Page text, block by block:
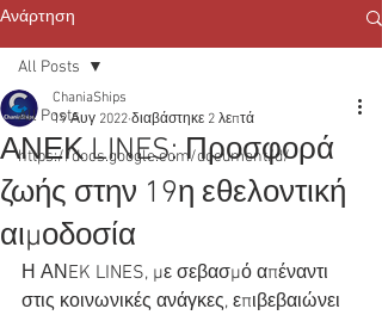
Ανάρτηση
All Posts
https://docs.google.com/document/d/
All Posts
ΑΝΕΚ LINES: Προσφορά
ζωής στην 19η εθελοντική
αιμοδοσία
ChaniaShips
19 Αυγ 2022 διαβάστηκε 2 λεπτά
Η ΑΝEK LINES, με σεβασμό απέναντι
στις κοινωνικές ανάγκες, επιβεβαιώνει